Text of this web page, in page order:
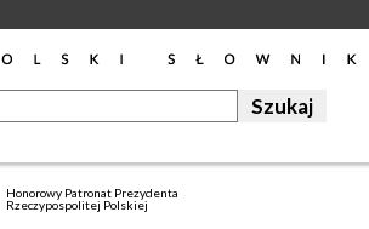
Honorowy Patronat Prezydenta
Rzeczypospolitej Polskiej